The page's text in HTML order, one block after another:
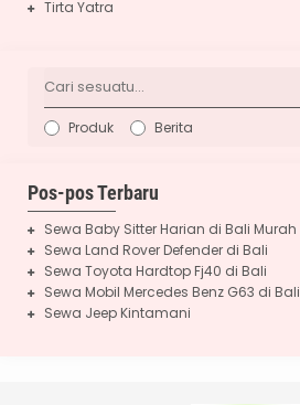
Tirta Yatra
Produk Berita
Pos-pos Terbaru
Sewa Baby Sitter Harian di Bali Murah
Sewa Land Rover Defender di Bali
Sewa Toyota Hardtop Fj40 di Bali
Sewa Mobil Mercedes Benz G63 di Bali
Sewa Jeep Kintamani